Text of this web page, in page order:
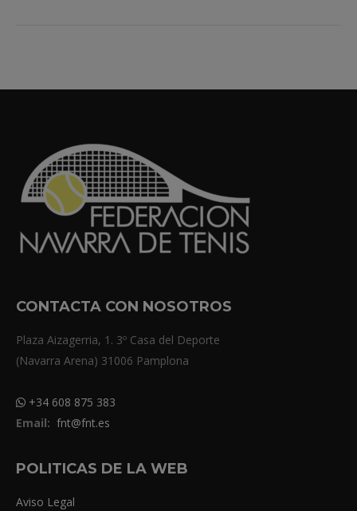
CONTACTA CON NOSOTROS
Plaza Aizagerria, 1. 3º Casa del Deporte
(Navarra Arena) 31006 Pamplona
+34 608 875 383
Email: fnt@fnt.es
POLITICAS DE LA WEB
Aviso Legal